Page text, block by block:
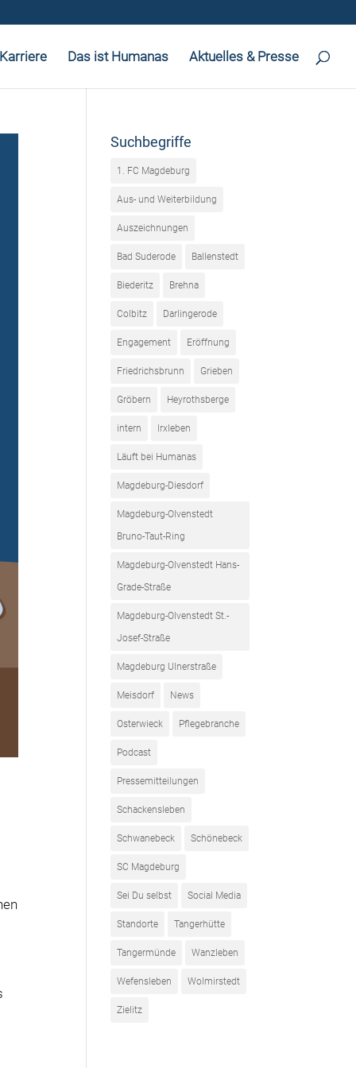
Das ist Humanas Aktuelles & Presse
Suchbegriffe
1. FC Magdeburg
Aus- und Weiterbildung
Auszeichnungen
Bad Suderode Ballenstedt
Biederitz Brehna
Colbitz Darlingerode
Engagement Eröffnung
Friedrichsbrunn Grieben
Gröbern Heyrothsberge
intern Irxleben
Läuft bei Humanas
Magdeburg-Diesdorf
Magdeburg-Olvenstedt
Bruno-Taut-Ring
Magdeburg-Olvenstedt Hans-
Grade-Straße
Magdeburg-Olvenstedt St.-
Josef-Straße
Magdeburg Ulnerstraße
Meisdorf News
Osterwieck Pflegebranche
Podcast
Pressemitteilungen
Schackensleben
Schwanebeck Schönebeck
SC Magdeburg
Sei Du selbst Social Media
Standorte Tangerhütte
Tangermünde Wanzleben
Wefensleben Wolmirstedt
Zielitz